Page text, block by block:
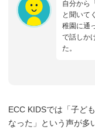
自分から
と聞いて
稚園に通
で話しか
た。
ECC KIDSでは「子ど
なった」という声が多